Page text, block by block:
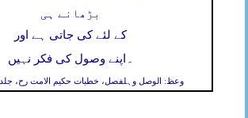
بڑھانے ہی
کے لئے کی جاتی ہے اور
اپنے وصول کی فکر نہیں ۔
وعظ: الوصل وہلفصل، خطبات حکیم الامت رح، جلد 15/ص 192